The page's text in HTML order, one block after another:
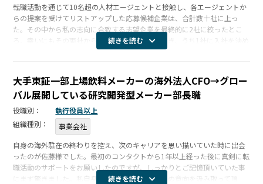
転職活動を通じて10名超の人材エージェントと接触し、各エージェントか
らの提案を受けてリストアップした応募候補企業は、合計数十社に上っ
た。その中から私の志向に合致する志望企業を最終的に2社に絞ったとこ
ろ、幸いにもその両社から好評価を頂くことができ、うち1社に入社を決め
た。最終候補の2社は、いずれもケミストリー佐藤氏から紹介いただいた企
続きを読む
大手東証一部上場飲料メーカーの海外法人CFO→グロー
バル展開している研究開発型メーカー部長職
役職別：
執行役員以上
組織種別：
事業会社
自身の海外駐在の終わりを控え、次のキャリアを思い描いていた時に出会
ったのが佐藤様でした。最初のコンタクトから1年以上経った後に真剣に転
職活動のサポートをお願いしたのですが、しっかりとご記憶頂いていた事
にまず驚きました。私自身がクリアでなかった私の意向を汲み取って頂
続きを読む